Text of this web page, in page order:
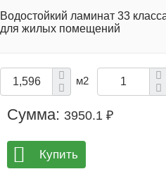
Водостойкий ламинат 33
для жилых помещений
м2
Сумма: 3950.1 ₽
Купить